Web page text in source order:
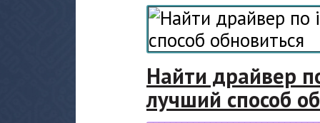
Найти драйвер
лучший способ